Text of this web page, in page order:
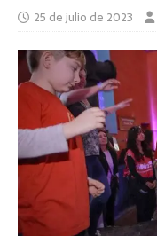
25 de julio de 2023